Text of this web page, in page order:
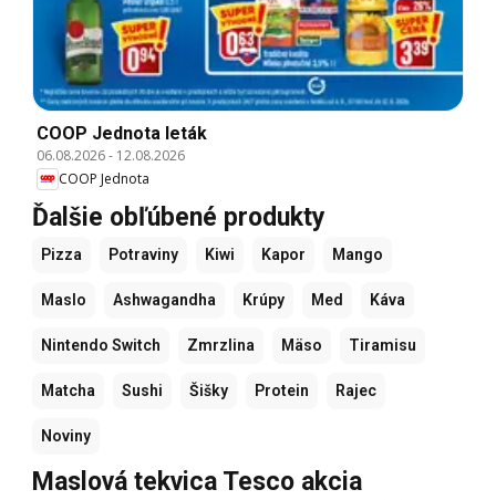
COOP Jednota leták
06.08.2026- 12.08.2026
COOP Jednota
Ďalšie obľúbené produkty
Pizza Potraviny Kiwi Kapor Mango
Maslo Ashwagandha Krúpy Med Káva
Nintendo Switch Zmrzlina Mäso Tiramisu
Matcha Sushi Šišky Protein Rajec
Noviny
Maslová tekvica Tesco akcia